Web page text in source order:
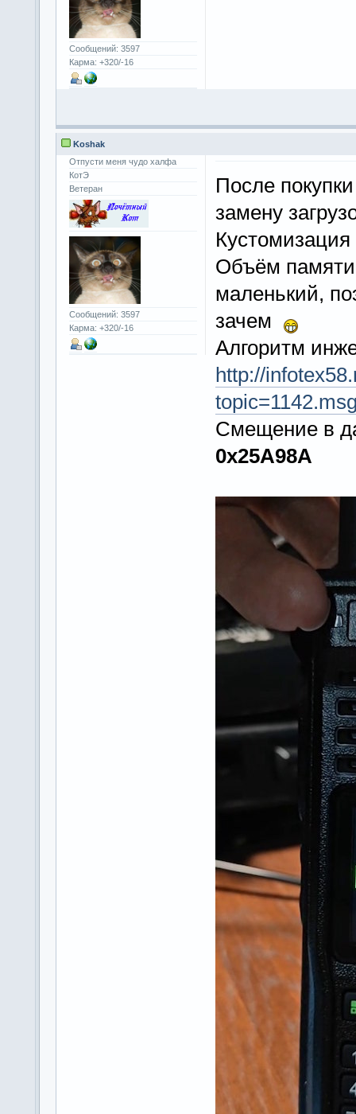
Сообщений: 3597
Карма: +320/-16
Koshak
Отпусти меня чудо халфа
КотЭ
Ветеран
Сообщений: 3597
Карма: +320/-16
После
замену
Объём памяти
маленький,
зачем
Алгоритм
http://
Смещение в
0x25A98A